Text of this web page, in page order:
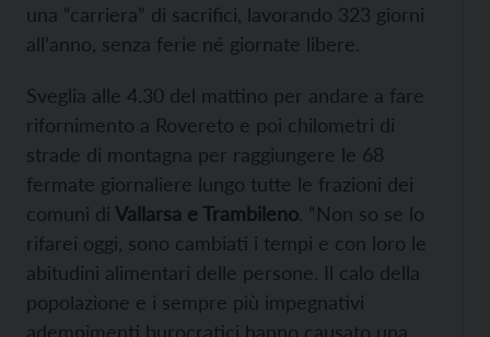
una “carriera” di sacrifici, lavorando 323 giorni
all’anno, senza ferie né giornate libere.
Sveglia alle 4.30 del mattino per andare a fare
rifornimento a Rovereto e poi chilometri di
strade di montagna per raggiungere le 68
fermate giornaliere lungo tutte le frazioni dei
comuni di Vallarsa e Trambileno. “Non so se lo
rifarei oggi, sono cambiati i tempi e con loro le
abitudini alimentari delle persone. Il calo della
popolazione e i sempre più impegnativi
adempimenti burocratici hanno causato una